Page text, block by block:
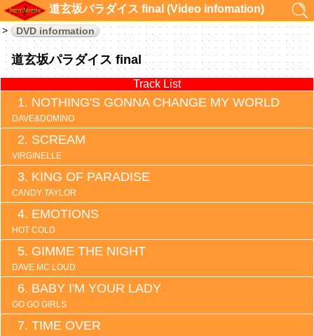
道玄坂パラダイス final (Video infomation)
DVD information
道玄坂パラダイス final
Track List
NOTHING'S GONNA CHANGE MY WORLD
DAVE&DOMINO
SCREAM
VIRGINELLE
KING OF PARADISE
CANDY TAYLOR
EMOTIONS
HOT COLD
GIMME THE NIGHT
DAVE MC LOUD
BABY I'M YOUR LADY
GO GO GIRLS
TIME OVER